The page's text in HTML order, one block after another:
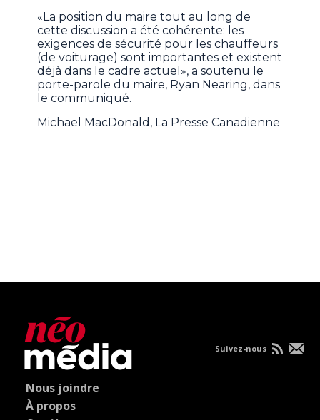
«La position du maire tout au long de
cette discussion a été cohérente: les
exigences de sécurité pour les chauffeurs
(de voiturage) sont importantes et existent
déjà dans le cadre actuel», a soutenu le
porte-parole du maire, Ryan Nearing, dans
le communiqué.
Michael MacDonald, La Presse Canadienne
Nous joindre
À propos
Suivez-nous